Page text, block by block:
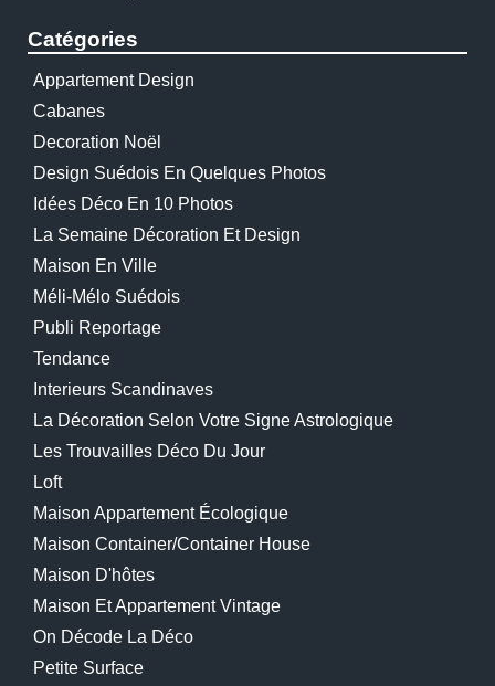
Catégories
Appartement Design
Cabanes
Decoration Noël
Design Suédois En Quelques Photos
Idées Déco En 10 Photos
La Semaine Décoration Et Design
Maison En Ville
Méli-Mélo Suédois
Publi Reportage
Tendance
Interieurs Scandinaves
La Décoration Selon Votre Signe Astrologique
Les Trouvailles Déco Du Jour
Loft
Maison Appartement Écologique
Maison Container/container House
Maison D'hôtes
Maison Et Appartement Vintage
On Décode La Déco
Petite Surface